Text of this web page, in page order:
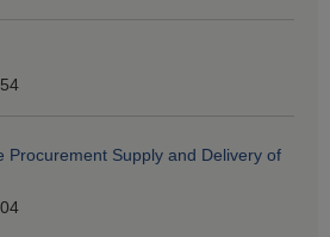
Procurement Supply and Delivery of